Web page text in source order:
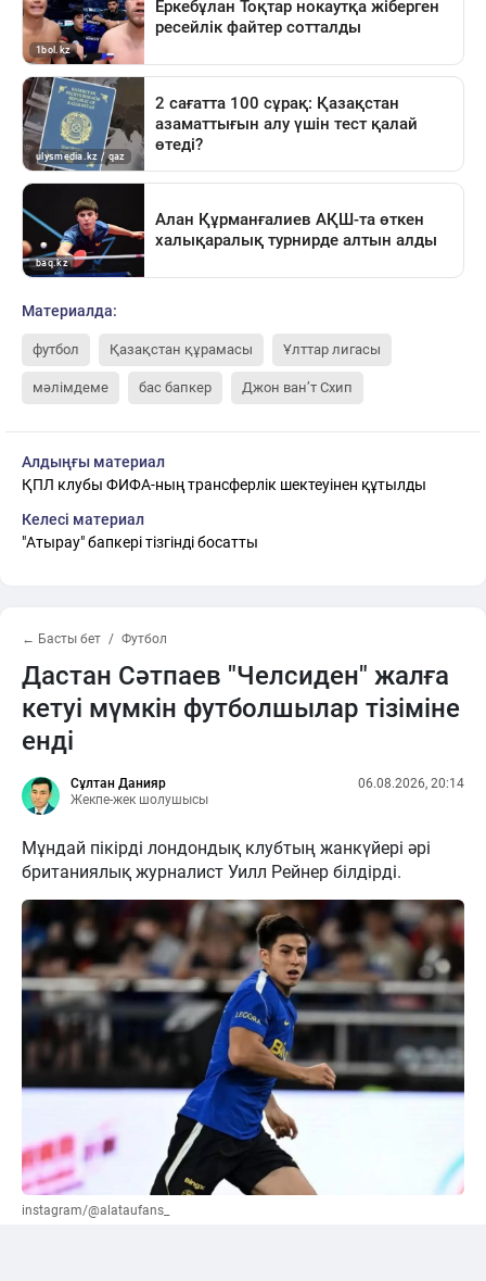
Материалда:
футбол Қазақстан құрамасы Ұлттар лигасы
мәлімдеме бас бапкер Джон ван’т Схип
Алдыңғы материал
ҚПЛ клубы ФИФА-ның трансферлік шектеуінен құтылды
Келесі материал
"Атырау" бапкері тізгінді босатты
← Басты бет Футбол
Дастан Сәтпаев "Челсиден" жалға
кетуі мүмкін футболшылар тізіміне
енді
Сұлтан Данияр
Жекпе-жек шолушысы
06.08.2026, 20:14
Мұндай пікірді лондондық клубтың жанкүйері әрі
британиялық журналист Уилл Рейнер білдірді.
instagram/@alataufans_